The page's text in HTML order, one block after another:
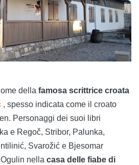
della famosa scrittrice croata
, spesso indicata come il croato
Personaggi dei suoi libri
e Regoč, Stribor, Palunka,
Svarožić e Bjesomar
nella casa delle fiabe di